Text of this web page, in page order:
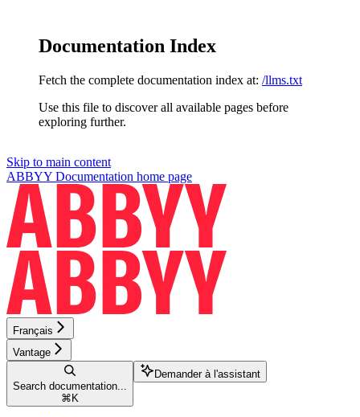
Documentation Index
Fetch the complete documentation index at: /llms.txt
Use this file to discover all available pages before
exploring further.
Skip to main content
ABBYY Documentation home page
Français
Vantage
Search documentation...
⌘ K
Demander à l'assistant